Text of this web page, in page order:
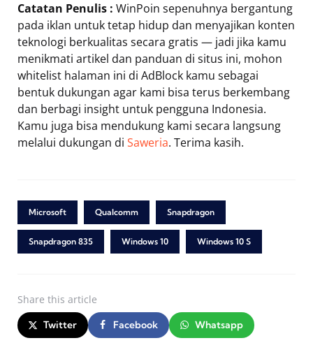
Catatan Penulis : WinPoin sepenuhnya bergantung
pada iklan untuk tetap hidup dan menyajikan konten
teknologi berkualitas secara gratis — jadi jika kamu
menikmati artikel dan panduan di situs ini, mohon
whitelist halaman ini di AdBlock kamu sebagai
bentuk dukungan agar kami bisa terus berkembang
dan berbagi insight untuk pengguna Indonesia.
Kamu juga bisa mendukung kami secara langsung
melalui dukungan di Saweria. Terima kasih.
Microsoft Qualcomm Snapdragon
Snapdragon 835 Windows 10 Windows 10 S
Share this article
Twitter Facebook Whatsapp